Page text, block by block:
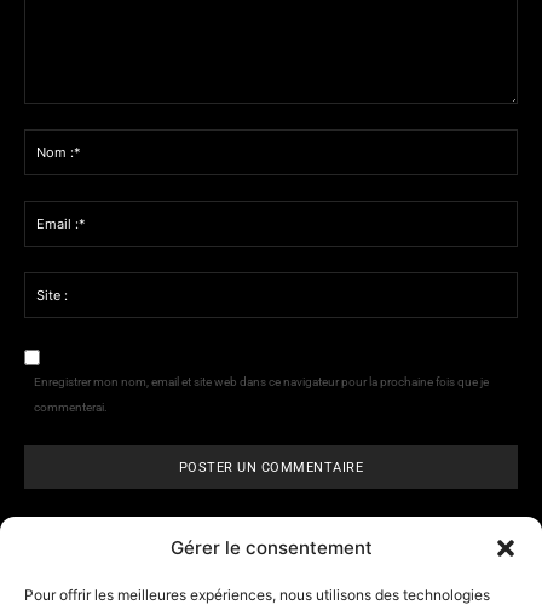
Gérer le consentement
Pour offrir les meilleures expériences, nous utilisons des technologies
:
Enregistrer mon nom, email et site web dans ce navigateur pour la prochaine fois que je
commenterai.